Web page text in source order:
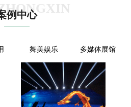
例中心
舞美娱乐 多媒体展馆